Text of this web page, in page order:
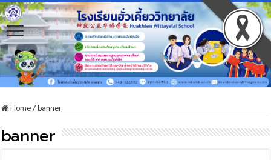
Home/banner
banner